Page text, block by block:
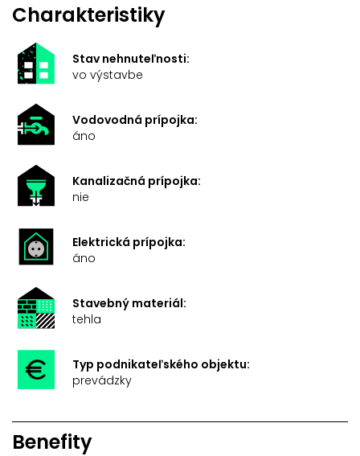
Charakteristiky
Stav nehnuteľnosti:
vo výstavbe
Vodovodná prípojka:
áno
Kanalizačná prípojka:
nie
Elektrická prípojka:
áno
Stavebný materiál:
tehla
Typ podnikateľského objektu:
prevádzky
Benefity